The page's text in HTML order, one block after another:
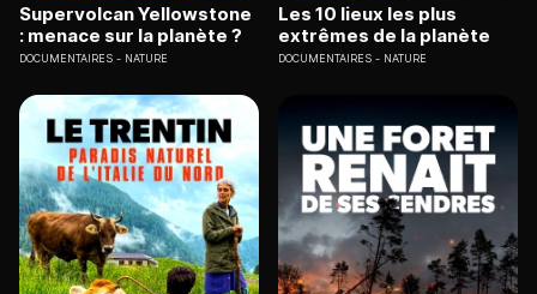
Supervolcan Yellowstone
: menace sur la planète ?
DOCUMENTAIRES NATURE
Les 10 lieux les plus
extrêmes de la planète
DOCUMENTAIRES NATURE